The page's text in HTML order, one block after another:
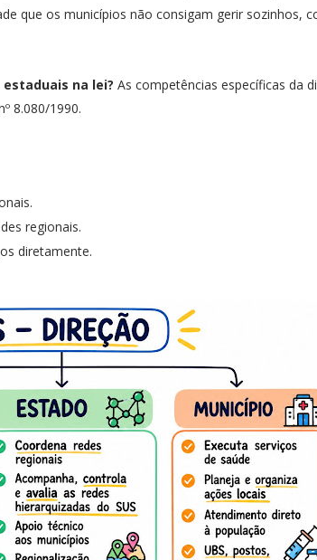
que os municípios não consigam gerir sozinhos,
na lei? As competências específicas da
8.080/1990.
regionais.
diretamente.